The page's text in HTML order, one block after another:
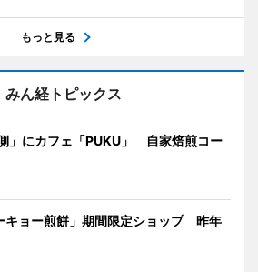
もっと見る
みん経トピックス
」にカフェ「PUKU」 自家焙煎コー
キョー煎餅」期間限定ショップ 昨年